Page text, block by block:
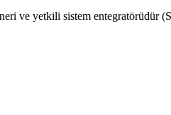
ve yetkili sistem entegratörüdür